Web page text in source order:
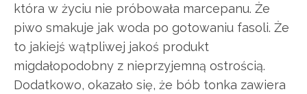
która w życiu nie próbowała marcepanu. Że
piwo smakuje jak woda po gotowaniu fasoli. Że
to jakiejś wątpliwej jakoś produkt
migdałopodobny z nieprzyjemną ostrością.
Dodatkowo, okazało się, że bób tonka zawiera